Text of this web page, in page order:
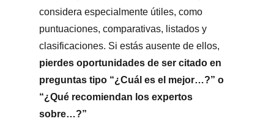
considera especialmente útiles, como
puntuaciones, comparativas, listados y
clasificaciones. Si estás ausente de ellos,
pierdes oportunidades de ser citado en
preguntas tipo “¿Cuál es el mejor…?” o
“¿Qué recomiendan los expertos
sobre…?”